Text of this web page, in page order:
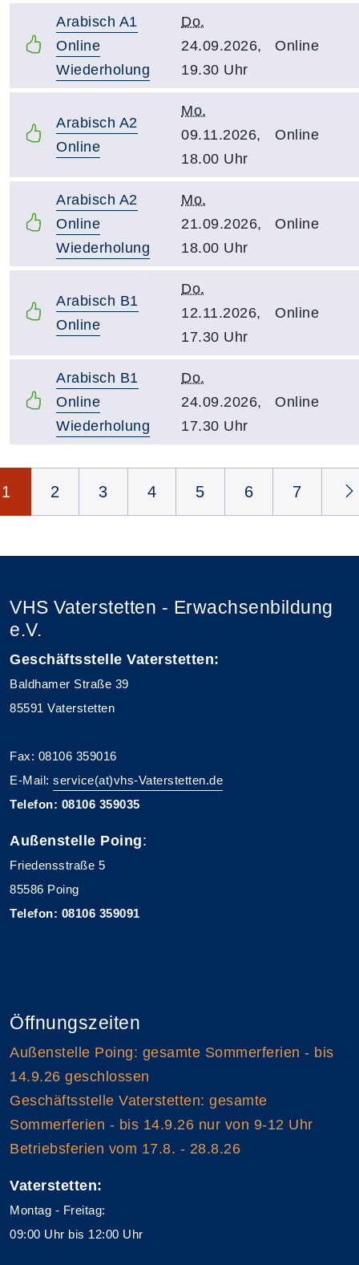
Arabisch A1
Online
Wiederholung
Do.
24.09.2026,
19.30 Uhr
Online
Arabisch A2
Online
Mo.
09.11.2026,
18.00 Uhr
Online
Arabisch A2
Online
Wiederholung
Mo.
21.09.2026,
18.00 Uhr
Online
Arabisch B1
Online
Do.
12.11.2026,
17.30 Uhr
Online
Arabisch B1
Online
Wiederholung
Do.
24.09.2026,
17.30 Uhr
Online
1 2 3 4 5 6 7
VHS Vaterstetten - Erwachsenbildung
e.V.
Geschäftsstelle Vaterstetten:
Baldhamer Straße 39
85591 Vaterstetten
Fax: 08106 359016
E-Mail: service(at)vhs-Vaterstetten.de
Telefon: 08106 359035
Außenstelle Poing:
Friedensstraße 5
85586 Poing
Telefon: 08106 359091
Öffnungszeiten
Außenstelle Poing: gesamte Sommerferien - bis
14.9.26 geschlossen
Geschäftsstelle Vaterstetten: gesamte
Sommerferien - bis 14.9.26 nur von 9-12 Uhr
Betriebsferien vom 17.8. - 28.8.26
Vaterstetten:
Montag - Freitag:
09:00 Uhr bis 12:00 Uhr